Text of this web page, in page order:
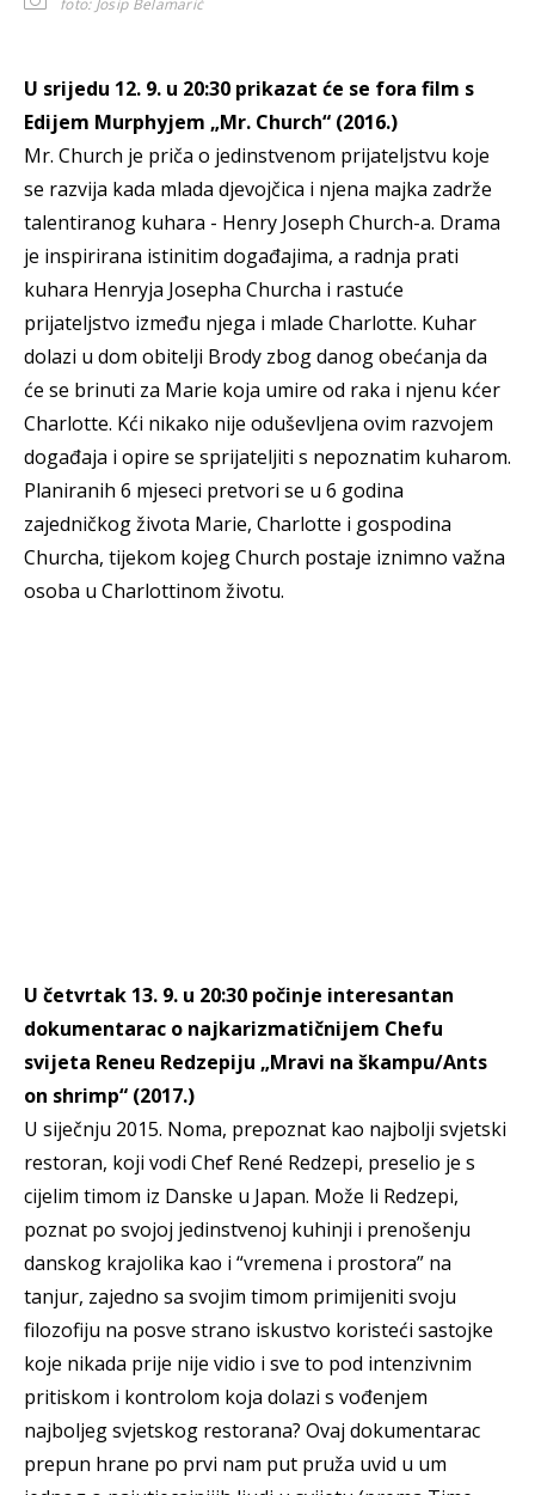
U srijedu 12. 9. u 20:30 prikazat će se fora film s
Edijem Murphyjem „Mr. Church“ (2016.)
Mr. Church je priča o jedinstvenom prijateljstvu koje
se razvija kada mlada djevojčica i njena majka zadrže
talentiranog kuhara - Henry Joseph Church-a. Drama
je inspirirana istinitim događajima, a radnja prati
kuhara Henryja Josepha Churcha i rastuće
prijateljstvo između njega i mlade Charlotte. Kuhar
dolazi u dom obitelji Brody zbog danog obećanja da
će se brinuti za Marie koja umire od raka i njenu kćer
Charlotte. Kći nikako nije oduševljena ovim razvojem
događaja i opire se sprijateljiti s nepoznatim kuharom.
Planiranih 6 mjeseci pretvori se u 6 godina
zajedničkog života Marie, Charlotte i gospodina
Churcha, tijekom kojeg Church postaje iznimno važna
osoba u Charlottinom životu.
U četvrtak 13. 9. u 20:30 počinje interesantan
dokumentarac o najkarizmatičnijem Chefu
svijeta Reneu Redzepiju „Mravi na škampu/Ants
on shrimp“ (2017.)
U siječnju 2015. Noma, prepoznat kao najbolji svjetski
restoran, koji vodi Chef René Redzepi, preselio je s
cijelim timom iz Danske u Japan. Može li Redzepi,
poznat po svojoj jedinstvenoj kuhinji i prenošenju
danskog krajolika kao i “vremena i prostora” na
tanjur, zajedno sa svojim timom primijeniti svoju
filozofiju na posve strano iskustvo koristeći sastojke
koje nikada prije nije vidio i sve to pod intenzivnim
pritiskom i kontrolom koja dolazi s vođenjem
najboljeg svjetskog restorana? Ovaj dokumentarac
prepun hrane po prvi nam put pruža uvid u um